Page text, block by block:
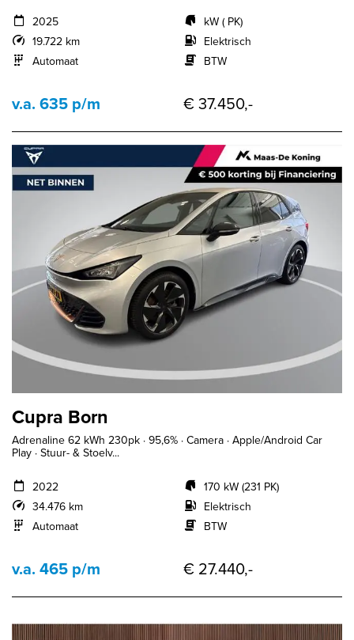
2025
19.722 km
Automaat
kW ( PK)
Elektrisch
BTW
v.a. 635 p/m € 37.450,-
Cupra Born
Adrenaline 62 kWh 230pk · 95,6% · Camera · Apple/Android Car
Play · Stuur- & Stoelv...
2022
34.476 km
Automaat
170 kW (231 PK)
Elektrisch
BTW
v.a. 465 p/m € 27.440,-